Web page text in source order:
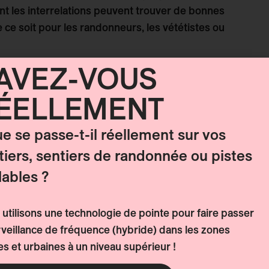
les interrelations peuvent trouver de bonnes
soit pour les randonneurs, les vététistes ou
AVEC UN GRAND IMPACT
cette année :
sont en cours de construction
entretenus
besoins, quasiment impossibles à satisfaire
de développer et de partager ce savoir-faire,
clairs et une vaste expérience acquise
VOUS
se passe-t-il réellement sur vos
sentiers de randonnée ou pistes
?
utilisons une technologie de pointe pour faire passer
de fréquence (hybride) dans les zones
et urbaines à un niveau supérieur !